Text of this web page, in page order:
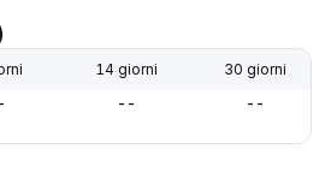
14 giorni 30 giorni
-- --